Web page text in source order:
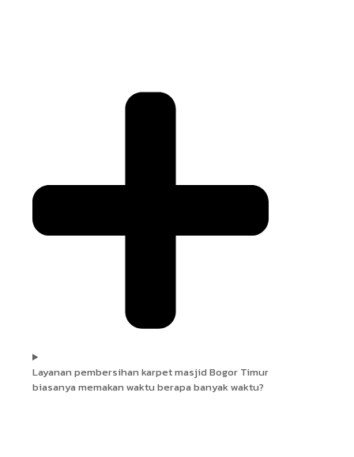
Layanan pembersihan karpet masjid Bogor Timur
biasanya memakan waktu berapa banyak waktu?